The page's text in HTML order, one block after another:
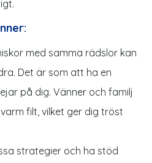
med samma rädslor kan
Det är som att ha en
på dig. Vänner och familj
filt, vilket ger dig tröst
strategier och ha stöd